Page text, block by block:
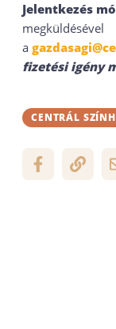
Jelentkezés
megküldésével
a
fizetési igény
CENTRÁL